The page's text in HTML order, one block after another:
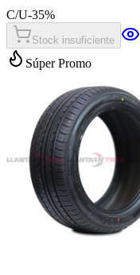
C/U-35%
Stock insuficiente
Súper Promo